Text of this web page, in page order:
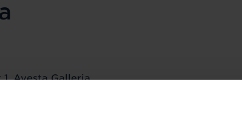
Avesta Galleria